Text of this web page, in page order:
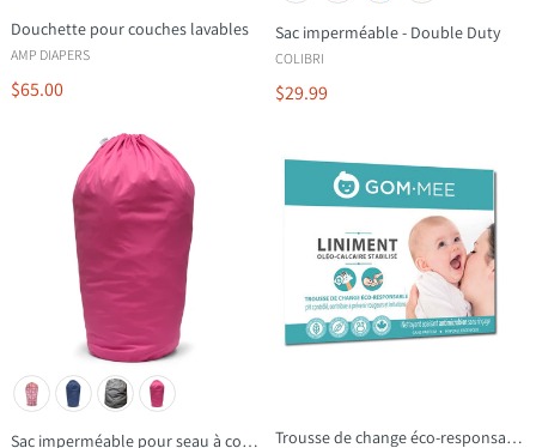
Douchette pour couches lavables
AMP DIAPERS
$65.00
Sac imperméable - Double Duty
COLIBRI
$29.99
Sac imperméable pour seau à couches Trousse de change éco-responsable